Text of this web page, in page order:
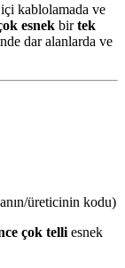
kablolamada ve
esnek birtek
dar alanlarda ve
üreticinin kodu)
çok telli esnek